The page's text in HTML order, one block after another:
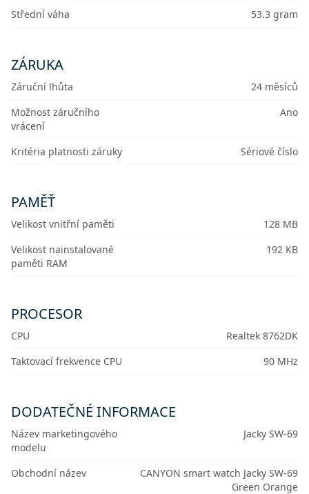
Střední váha
53.3 gram
ZÁRUKA
Záruční lhůta
24 měsíců
Možnost záručního
vrácení
Ano
Kritéria platnosti záruky Sériové číslo
PAMĚŤ
Velikost vnitřní paměti
128 MB
Velikost nainstalované
paměti RAM
192 KB
PROCESOR
CPU
Realtek 8762DK
Taktovací frekvence CPU
90 MHz
DODATEČNÉ INFORMACE
Název marketingového
modelu
Jacky SW-69
Obchodní název
CANYON smart watch Jacky SW-69
Green Orange